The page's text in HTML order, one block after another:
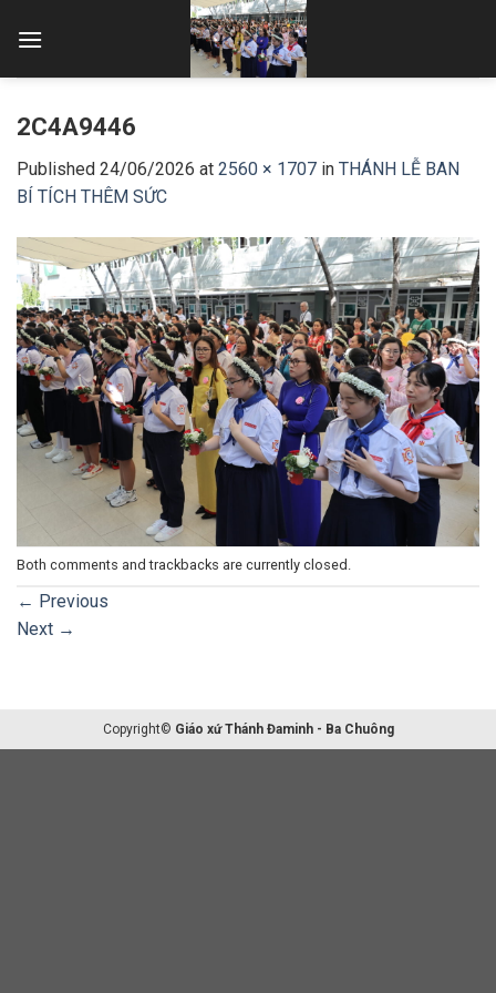
2C4A9446
Published 24/06/2026 at 2560 × 1707 in THÁNH LỄ BAN
BÍ TÍCH THÊM SỨC
Both comments and trackbacks are currently closed.
← Previous
Next →
Copyright© Giáo xứ Thánh Đaminh - Ba Chuông